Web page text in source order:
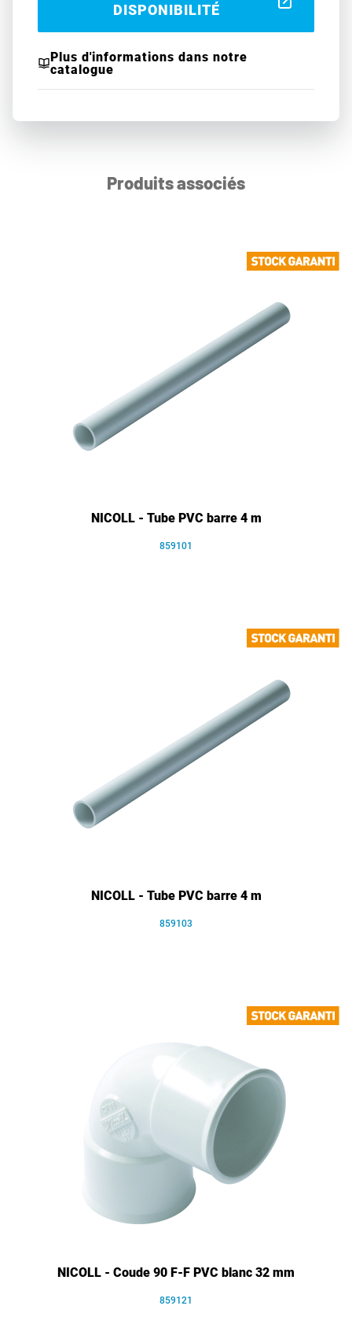
DISPONIBILITÉ
Plus d'informations dans notre
catalogue
Produits associés
NICOLL - Tube PVC barre 4 m
859101
NICOLL - Tube PVC barre 4 m
859103
NICOLL - Coude 90 F-F PVC blanc 32 mm
859121